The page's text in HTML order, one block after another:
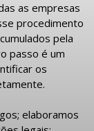
as empresas
procedimento
pela
passo é um
os
elaboramos